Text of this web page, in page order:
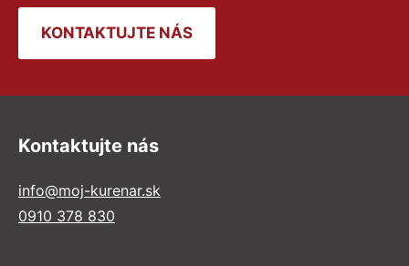
KONTAKTUJTE NÁS
Kontaktujte nás
info@moj-kurenar.sk
0910 378 830